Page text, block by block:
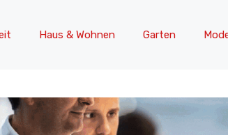
Haus & Wohnen Garten